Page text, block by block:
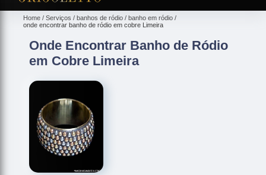
Home Serviços banhos de ródio
banho em ródio
onde encontrar banho de ródio em cobre Limeira
Onde Encontrar Banho de Ródio
em Cobre Limeira